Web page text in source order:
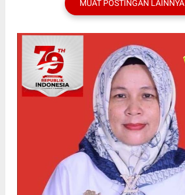
MUAT POSTINGAN LAINNYA